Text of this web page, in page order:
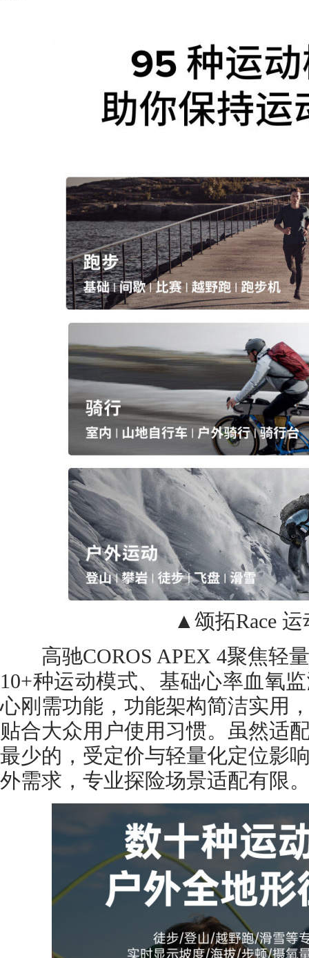
▲颂拓Race 运
高驰COROS APEX 4聚焦轻
10+种运动模式、基础心率血氧
心刚需功能，功能架构简洁实用
贴合大众用户使用习惯。虽然适
最少的，受定价与轻量化定位影
外需求，专业探险场景适配有限